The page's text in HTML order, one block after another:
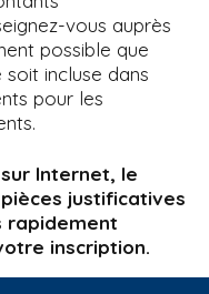
vous auprès
possible que
incluse dans
pour les
Internet, le
justificatives
rapidement
inscription.